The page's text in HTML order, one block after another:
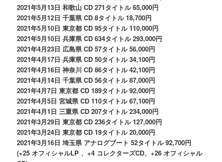
2021年5月13日 和歌山 CD 271タイトル 65,000円
2021年5月12日 千葉県 CD 8タイトル 18,700円
2021年5月10日 東京都 CD 95タイトル 110,000円
2021年5月10日 兵庫県 CD 634タイトル 293,000円
2021年4月23日 広島県 CD 57タイトル 56,000円
2021年4月17日 兵庫県 CD 50タイトル 34,100円
2021年4月16日 神奈川 CD 86タイトル 42,100円
2021年4月14日 千葉県 CD 56タイトル 87,000円
2021年4月7日 東京都 CD 189タイトル 92,000円
2021年4月5日 宮城県 CD 110タイトル 67,100円
2021年4月1日 三重県 CD 207タイトル 234,000円
2021年3月29日 東京都 CD 236タイトル 127,000円
2021年3月24日 東京都 CD 19タイトル 20,000円
2021年3月16日 埼玉県 アナログブート 52タイトル 92,700円
(+25 オフィシャルLP 、+4 コレクターズCD、+26 オフィシャル